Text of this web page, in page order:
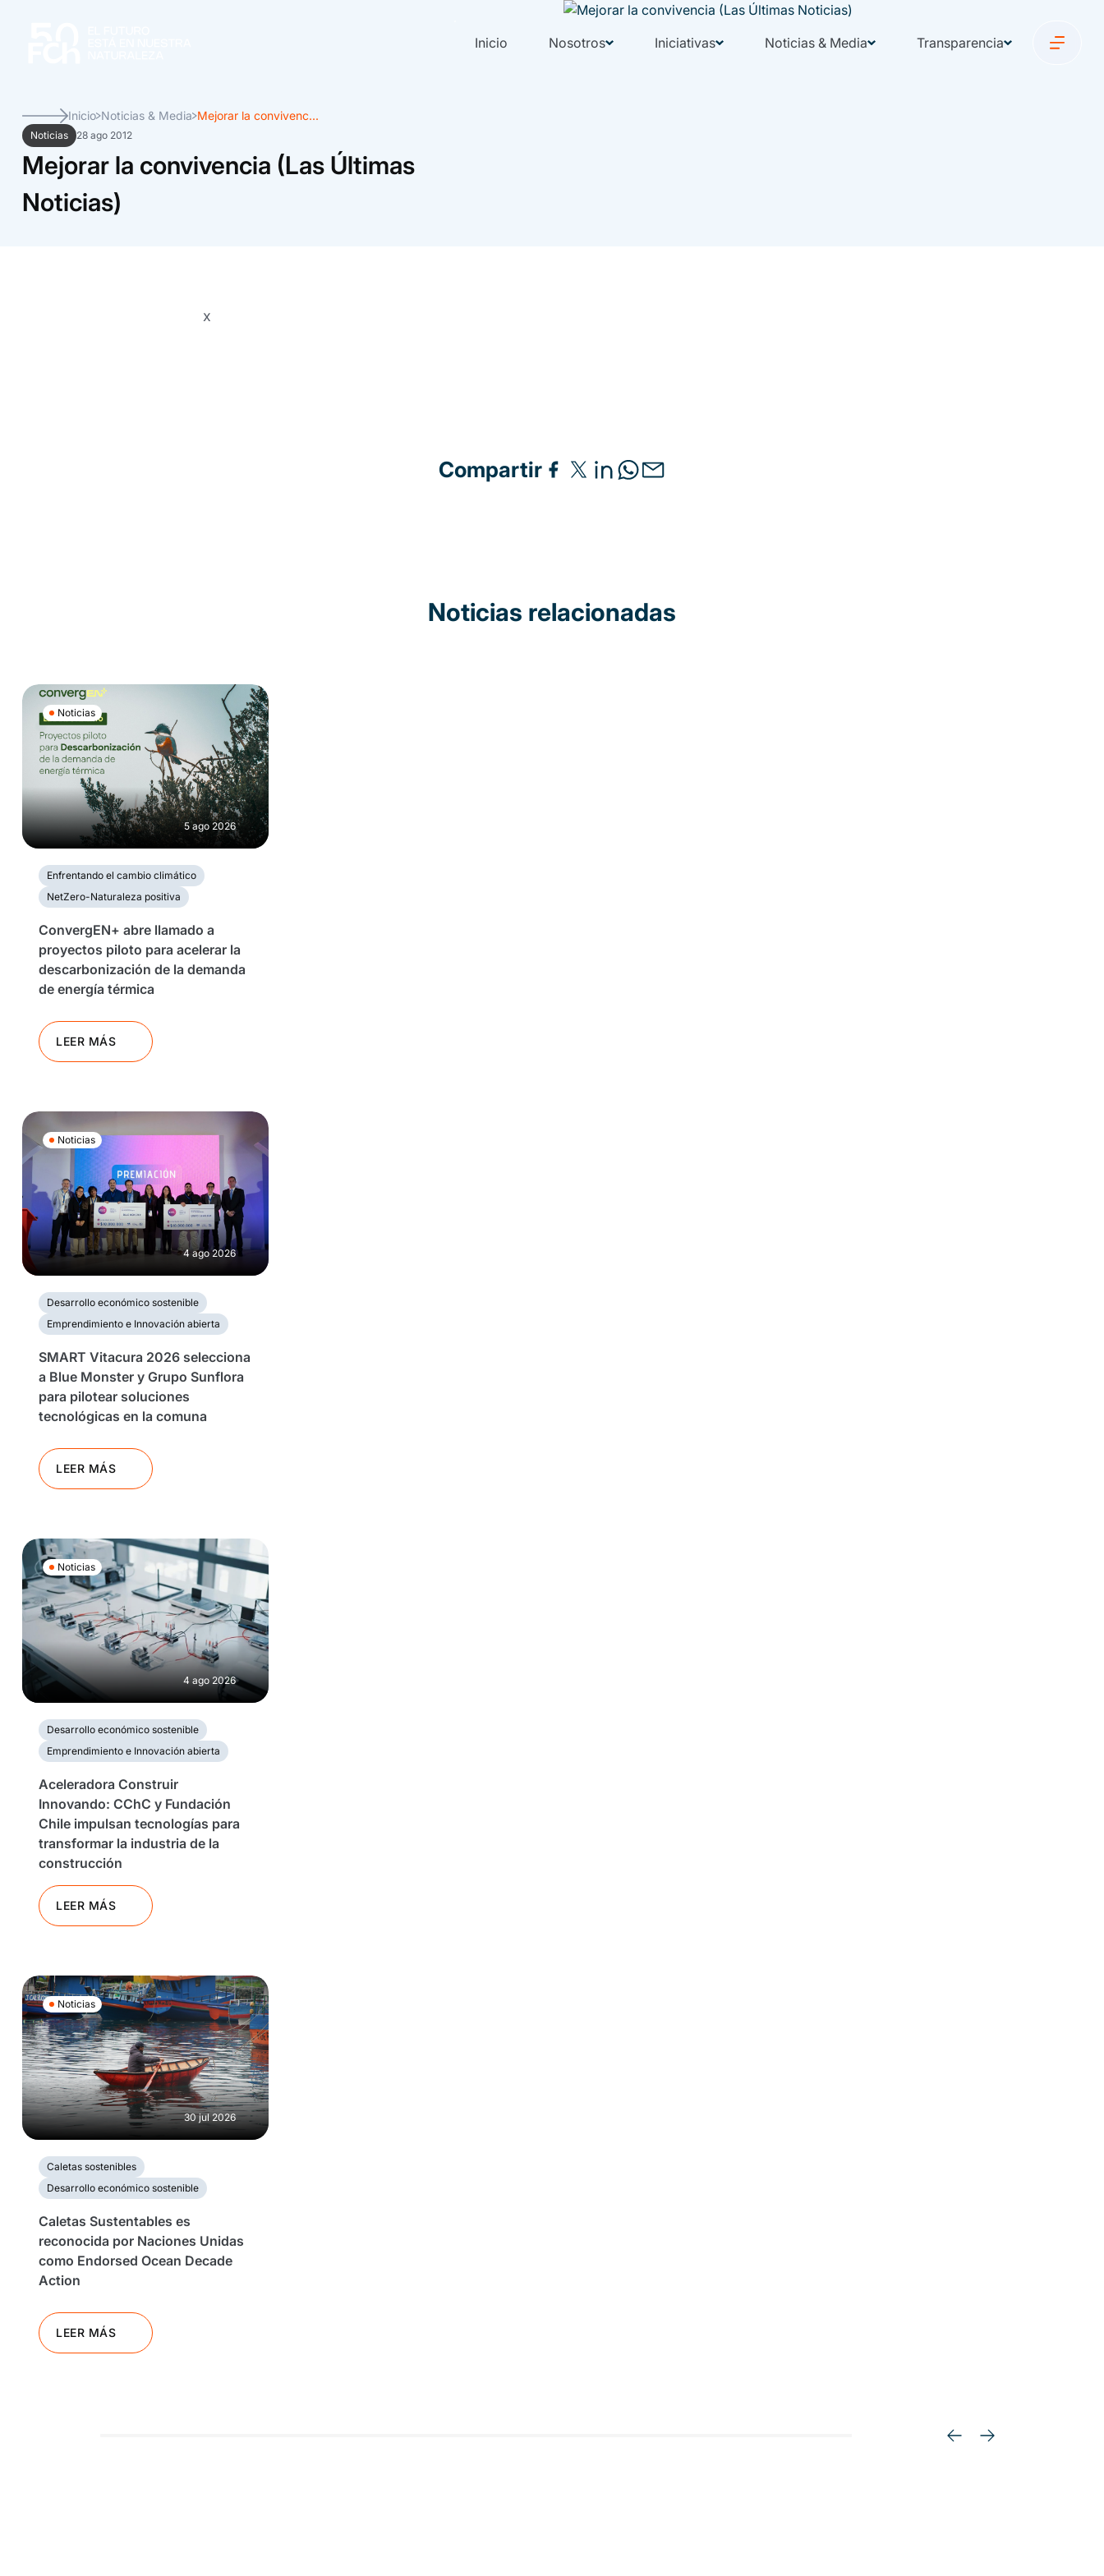
Inicio Nosotros Iniciativas Noticias & Media Transparencia
Inicio Noticias & Media Mejorar la convivenc...
Noticias 28 ago 2012
Mejorar la convivencia (Las Últimas
Noticias)
x
Compartir
Noticias relacionadas
Noticias
5 ago 2026
Enfrentando el cambio climático
NetZero-Naturaleza positiva
ConvergEN+ abre llamado a
proyectos piloto para acelerar la
descarbonización de la demanda
de energía térmica
LEER MÁS
Noticias
4 ago 2026
Desarrollo económico sostenible
Emprendimiento e Innovación abierta
SMART Vitacura 2026 selecciona
a Blue Monster y Grupo Sunflora
para pilotear soluciones
tecnológicas en la comuna
LEER MÁS
Noticias
4 ago 2026
Desarrollo económico sostenible
Emprendimiento e Innovación abierta
Aceleradora Construir
Innovando: CChC y Fundación
Chile impulsan tecnologías para
transformar la industria de la
construcción
LEER MÁS
Noticias
30 jul 2026
Caletas sostenibles
Desarrollo económico sostenible
Caletas Sustentables es
reconocida por Naciones Unidas
como Endorsed Ocean Decade
Action
LEER MÁS